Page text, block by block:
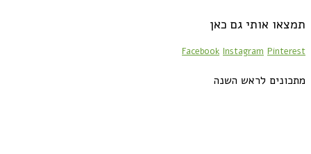
תמצאו אותי גם כאן
Facebook Instagram Pinterest
מתכונים לראש השנה